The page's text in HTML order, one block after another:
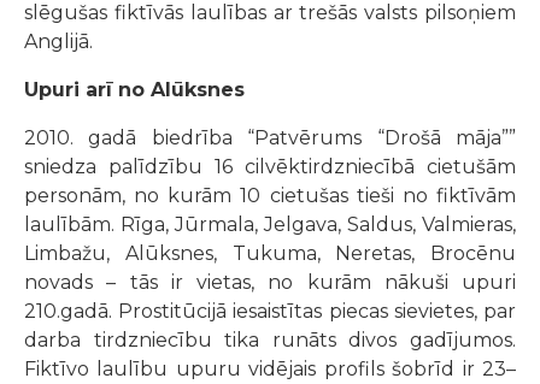
slēgušas fiktīvās laulības ar trešās valsts pilsoņiem
Anglijā.
Upuri arī no Alūksnes
2010. gadā biedrība “Patvērums “Drošā māja””
sniedza palīdzību 16 cilvēktirdzniecībā cietušām
personām, no kurām 10 cietušas tieši no fiktīvām
laulībām. Rīga, Jūrmala, Jelgava, Saldus, Valmieras,
Limbažu, Alūksnes, Tukuma, Neretas, Brocēnu
novads – tās ir vietas, no kurām nākuši upuri
210.gadā. Prostitūcijā iesaistītas piecas sievietes, par
darba tirdzniecību tika runāts divos gadījumos.
Fiktīvo laulību upuru vidējais profils šobrīd ir 23–